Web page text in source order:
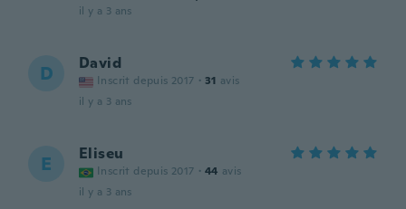
il y a 3 ans
D David
Inscrit depuis 2017 · 31 avis
il y a 3 ans
E Eliseu
Inscrit depuis 2017 · 44 avis
il y a 3 ans